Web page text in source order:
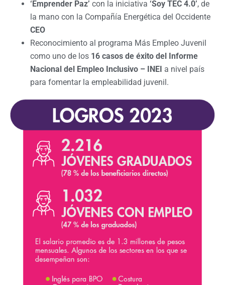
‘Emprender Paz’ con la iniciativa ‘Soy TEC 4.0’, de
la mano con la Compañía Energética del Occidente
CEO
Reconocimiento al programa Más Empleo Juvenil
como uno de los 16 casos de éxito del Informe
Nacional del Empleo Inclusivo – INEI a nivel país
para fomentar la empleabilidad juvenil.